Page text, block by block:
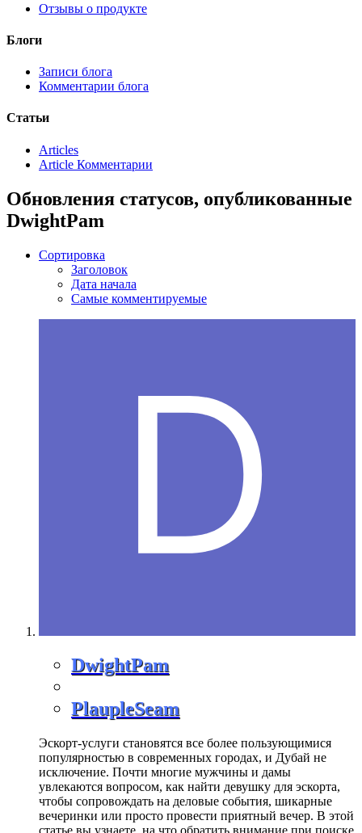
Отзывы о продукте
Блоги
Записи блога
Комментарии блога
Статьи
Articles
Article Комментарии
Обновления статусов, опубликованные
DwightPam
Сортировка
Заголовок
Дата начала
Самые комментируемые
DwightPam
PlaupleSeam
Эскорт-услуги становятся все более пользующимися
популярностью в современных городах, и Дубай не
исключение. Почти многие мужчины и дамы
увлекаются вопросом, как найти девушку для эскорта,
чтобы сопровождать на деловые события, шикарные
вечеринки или просто провести приятный вечер. В этой